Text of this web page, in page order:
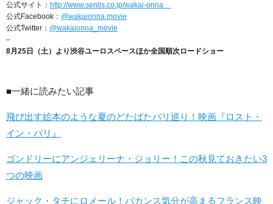
公式サイト： http://www.senlis.co.jp/wakai-onna
公式Facebook： @wakaionna.movie
公式Twitter： @wakaionna_movie
–
8月25日（土）より渋谷ユーロスペースほか全国順次ロードショー
■一緒に読みたい記事
飛び出す絵本のような夏のどたばたパリ巡り！映画『ロスト・
イン・パリ』
ゴンドリーにアンジェリーナ・ジョリー！この秋見ておきたい3
つの映画
ジャック・タチにロメール！バカンス気分が高まるフランス映